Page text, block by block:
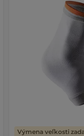
Výmena veľkosti